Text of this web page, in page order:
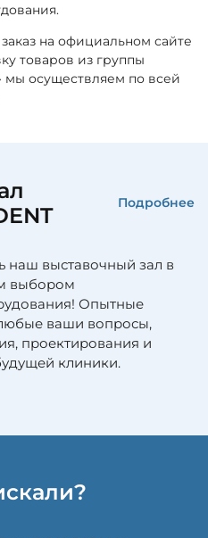
на официальном сайте
товаров из группы
мы осуществляем по всей
Подробнее
наш выставочный зал в
выбором
Опытные
любые ваши вопросы,
проектирования и
клиники.